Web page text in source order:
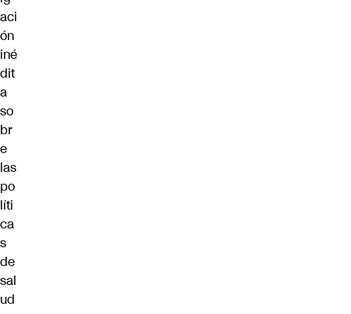
aci
ón
iné
dit
a
so
br
e
las
po
líti
ca
s
de
sal
ud